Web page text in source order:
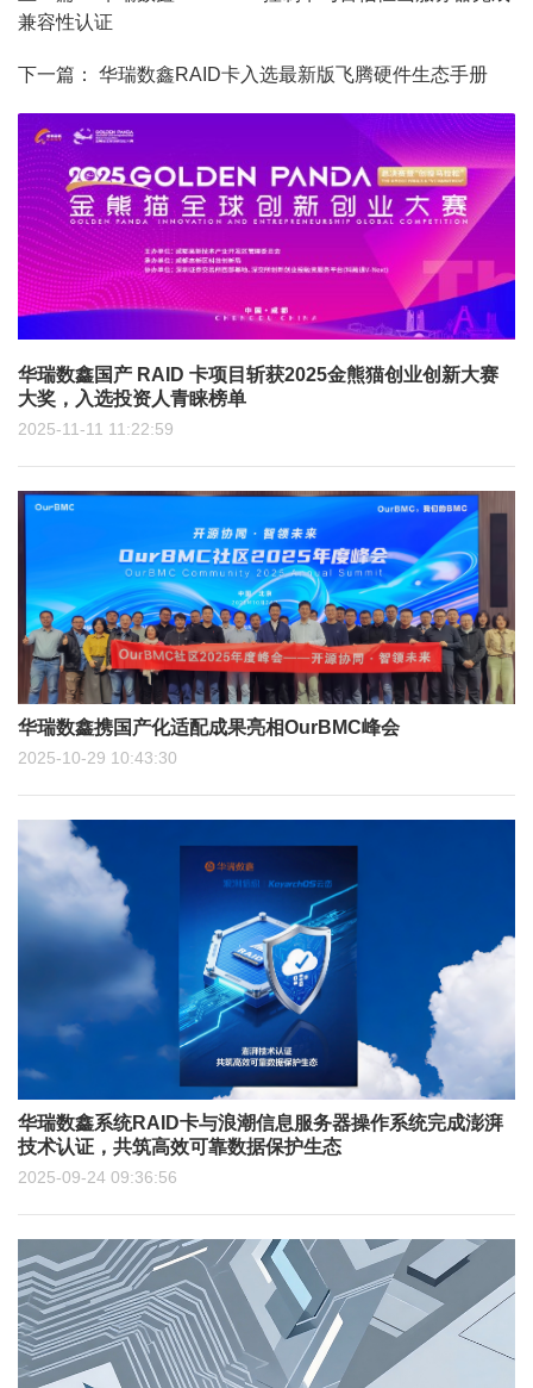
兼容性认证
下一篇： 华瑞数鑫RAID卡入选最新版飞腾硬件生态手册
华瑞数鑫国产 RAID 卡项目斩获2025金熊猫创业创新大赛
大奖，入选投资人青睐榜单
2025-11-11 11:22:59
华瑞数鑫携国产化适配成果亮相OurBMC峰会
2025-10-29 10:43:30
华瑞数鑫系统RAID卡与浪潮信息服务器操作系统完成澎湃
技术认证，共筑高效可靠数据保护生态
2025-09-24 09:36:56